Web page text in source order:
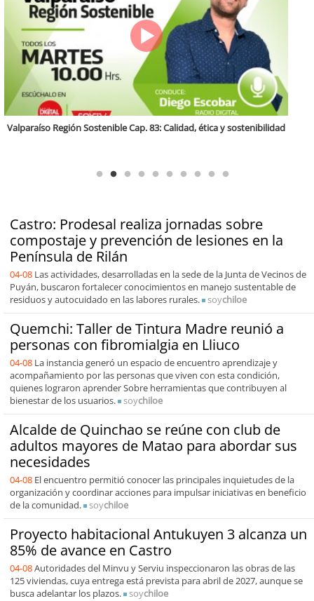
Castro: Prodesal realiza jornadas sobre
compostaje y prevención de lesiones en la
Península de Rilán
04-08 Las actividades, desarrolladas en la sede de la Junta de Vecinos de
Puyán, buscaron fortalecer conocimientos en manejo sustentable de
residuos y autocuidado en las labores rurales.
soychiloe
Quemchi: Taller de Tintura Madre reunió a
personas con fibromialgia en Lliuco
04-08 La instancia generó un espacio de encuentro aprendizaje y
acompañamiento por las personas que viven con esta condición,
quienes lograron aprender Sobre herramientas que contribuyen al
bienestar de los usuarios.
soychiloe
Alcalde de Quinchao se reúne con club de
adultos mayores de Matao para abordar sus
necesidades
04-08 El encuentro permitió conocer las principales inquietudes de la
organización y coordinar acciones para impulsar iniciativas en beneficio
de la comunidad.
soychiloe
Proyecto habitacional Antukuyen 3 alcanza un
85% de avance en Castro
04-08Autoridades del Minvu y Serviu inspeccionaron las obras de las
125 viviendas, cuya entrega está prevista para abril de 2027, aunque se
busca adelantar los plazos.
soychiloe